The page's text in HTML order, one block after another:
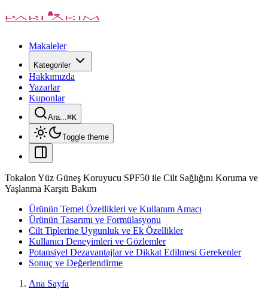
Makaleler
Kategoriler
Hakkımızda
Yazarlar
Kuponlar
Ara...⌘K
Toggle theme
Tokalon Yüz Güneş Koruyucu SPF50 ile Cilt Sağlığını Koruma ve
Yaşlanma Karşıtı Bakım
Ürünün Temel Özellikleri ve Kullanım Amacı
Ürünün Tasarımı ve Formülasyonu
Cilt Tiplerine Uygunluk ve Ek Özellikler
Kullanıcı Deneyimleri ve Gözlemler
Potansiyel Dezavantajlar ve Dikkat Edilmesi Gerekenler
Sonuç ve Değerlendirme
Ana Sayfa